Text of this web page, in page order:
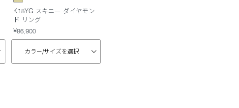
K18YG スキニー ダイヤモン
ド リング
¥86,900
カラー/サイズを選択